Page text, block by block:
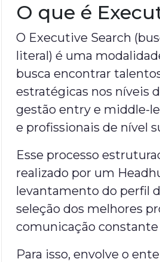
O que é
O Executive Search
literal) é uma
busca encontrar
estratégicas nos níveis
gestão entry e middle-
e profissionais de nível
Esse processo
realizado por um
levantamento do perfil
seleção dos melhores
comunicação
Para isso, envolve o